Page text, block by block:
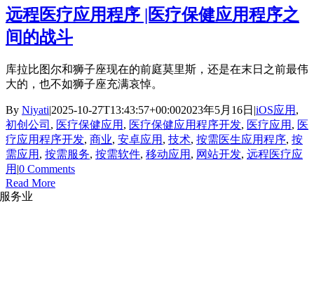
远程医疗应用程序 |医疗保健应用程序之
间的战斗
库拉比图尔和狮子座现在的前庭莫里斯，还是在末日之前最伟
大的，也不如狮子座充满哀悼。
By Niyati|2025-10-27T13:43:57+00:002023年5月16日 |iOS应用 ,
初创公司 , 医疗保健应用 , 医疗保健应用程序开发, 医疗应用 , 医
疗应用程序开发, 商业, 安卓应用 , 技术, 按需医生应用程序, 按
需应用 , 按需服务, 按需软件, 移动应用 , 网站开发, 远程医疗应
用 |0 Comments
Read More
服务业